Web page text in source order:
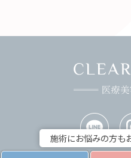
施術にお悩みの方も